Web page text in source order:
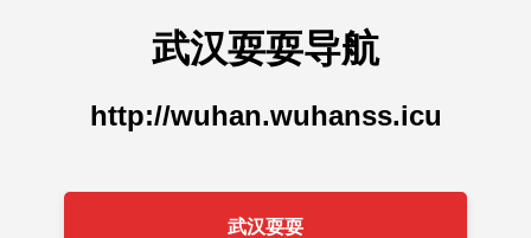
武汉耍耍导航
http://wuhan.wuhanss.icu
武汉耍耍